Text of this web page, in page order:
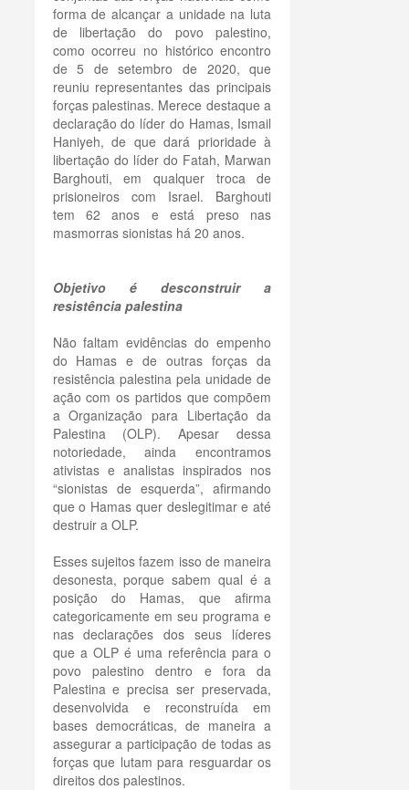
forma de alcançar a unidade na luta
de libertação do povo palestino,
como ocorreu no histórico encontro
de 5 de setembro de 2020, que
reuniu representantes das principais
forças palestinas. Merece destaque a
declaração do líder do Hamas, Ismail
Haniyeh, de que dará prioridade à
libertação do líder do Fatah, Marwan
Barghouti, em qualquer troca de
prisioneiros com Israel. Barghouti
tem 62 anos e está preso nas
masmorras sionistas há 20 anos.
Objetivo é desconstruir a
resistência palestina
Não faltam evidências do empenho
do Hamas e de outras forças da
resistência palestina pela unidade de
ação com os partidos que compõem
a Organização para Libertação da
Palestina (OLP). Apesar dessa
notoriedade, ainda encontramos
ativistas e analistas inspirados nos
“sionistas de esquerda”, afirmando
que o Hamas quer deslegitimar e até
destruir a OLP.
Esses sujeitos fazem isso de maneira
desonesta, porque sabem qual é a
posição do Hamas, que afirma
categoricamente em seu programa e
nas declarações dos seus líderes
que a OLP é uma referência para o
povo palestino dentro e fora da
Palestina e precisa ser preservada,
desenvolvida e reconstruída em
bases democráticas, de maneira a
assegurar a participação de todas as
forças que lutam para resguardar os
direitos dos palestinos.